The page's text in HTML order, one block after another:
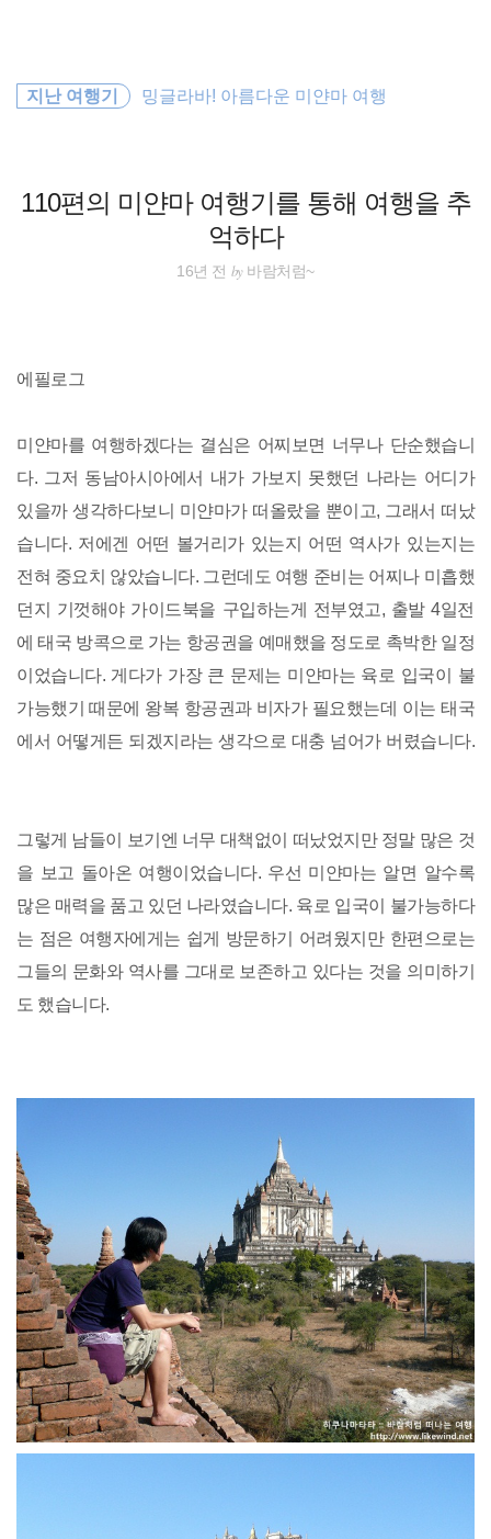
로
110편의 미얀마 여행기를 통해 여행을 추
억하다
지난 여행기 밍글라바! 아름다운 미얀마 여행
16년 전 by바람처럼~
에필로그
미얀마를 여행하겠다는 결심은 어찌보면 너무나 단순했습니
다. 그저 동남아시아에서 내가 가보지 못했던 나라는 어디가
있을까 생각하다보니 미얀마가 떠올랐을 뿐이고, 그래서 떠났
습니다. 저에겐 어떤 볼거리가 있는지 어떤 역사가 있는지는
전혀 중요치 않았습니다. 그런데도 여행 준비는 어찌나 미흡했
던지 기껏해야 가이드북을 구입하는게 전부였고, 출발 4일전
에 태국 방콕으로 가는 항공권을 예매했을 정도로 촉박한 일정
이었습니다. 게다가 가장 큰 문제는 미얀마는 육로 입국이 불
가능했기 때문에 왕복 항공권과 비자가 필요했는데 이는 태국
에서 어떻게든 되겠지라는 생각으로 대충 넘어가 버렸습니다.
그렇게 남들이 보기엔 너무 대책없이 떠났었지만 정말 많은 것
을 보고 돌아온 여행이었습니다. 우선 미얀마는 알면 알수록
많은 매력을 품고 있던 나라였습니다. 육로 입국이 불가능하다
는 점은 여행자에게는 쉽게 방문하기 어려웠지만 한편으로는
그들의 문화와 역사를 그대로 보존하고 있다는 것을 의미하기
도 했습니다.
동남아 배낭여행
세계여행